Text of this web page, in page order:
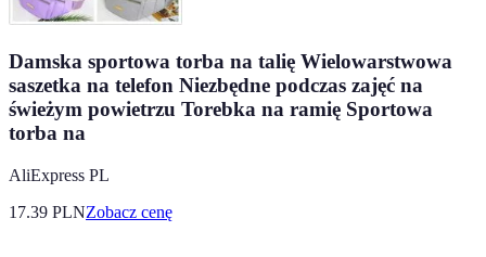
Damska sportowa torba na talię Wielowarstwowa
saszetka na telefon Niezbędne podczas zajęć na
świeżym powietrzu Torebka na ramię Sportowa
torba na
AliExpress PL
17.39 PLNZobacz cenę